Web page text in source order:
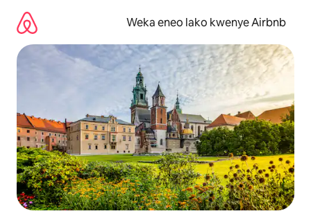
kwenda
kwenye
maudhui
Weka eneo lako kwenye Airbnb